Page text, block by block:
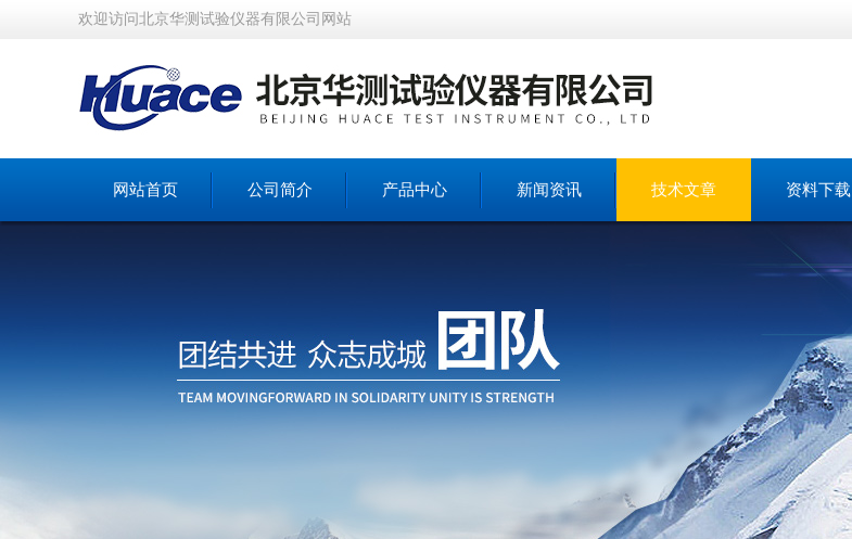
欢迎访问北京华测试验仪器有限公司网站
网站首页 公司简介 产品中心 新闻资讯 技术文章 资料下载